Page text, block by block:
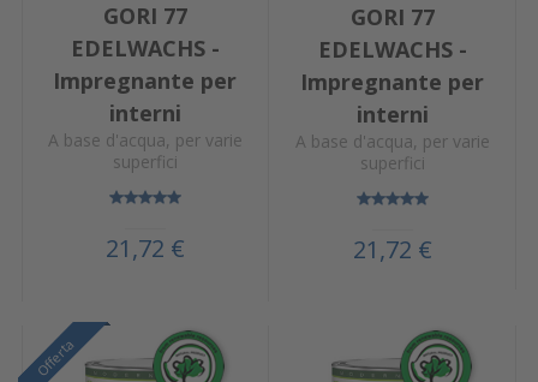
GORI 77
EDELWACHS -
Impregnante per
interni
A base d'acqua, per varie
superfici
21,72 €
GORI 77
EDELWACHS -
Impregnante per
interni
A base d'acqua, per varie
superfici
21,72 €
Offerta
Offerta
Offerta